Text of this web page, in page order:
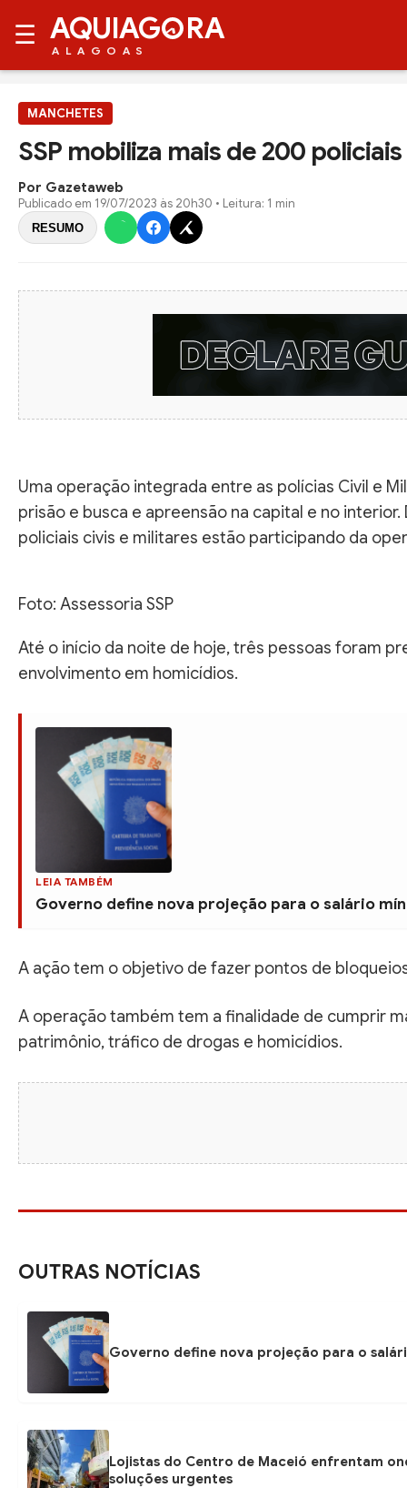
☰ AQUIAG RA
ALAGOAS
MANCHETES
SSP mobiliza mais de 200
Por Gazetaweb
Publicado em 19/07/2023 às 20h30 • Leitura: 1 min
RESUMO
Uma operação integrada entre as polícias Civil e
prisão e busca e apreensão na capital e no
policiais civis e militares estão participando da
Foto: Assessoria SSP
Até o início da noite de hoje, três pessoas foram
envolvimento em homicídios.
LEIA TAMBÉM
Governo define nova projeção para o salário
A ação tem o objetivo de fazer pontos de
A operação também tem a finalidade de cumprir
patrimônio, tráfico de drogas e homicídios.
OUTRAS NOTÍCIAS
Governo define nova projeção para o
Lojistas do Centro de Maceió enfrentam
soluções urgentes